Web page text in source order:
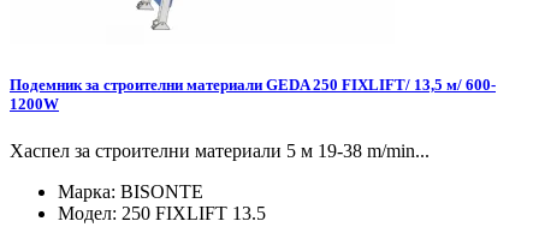
Подемник за строителни материали GEDA 250 FIXLIFT/ 13,5 м/ 600-
1200W
Хаспел за строителни материали 5 м 19-38 m/min...
Марка: BISONTE
Модел: 250 FIXLIFT 13.5